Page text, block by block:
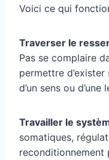
Voici ce qui
Traverser le
Pas se complaire
permettre d’exister
d’un sens ou d’une
Travailler le
somatiques,
reconditionnement